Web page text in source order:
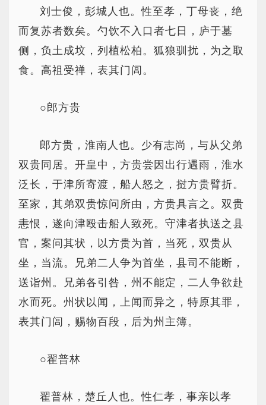
刘士俊，彭城人也。性至孝，丁母丧，绝
而复苏者数矣。勺饮不入口者七日，庐于墓
侧，负土成坟，列植松柏。狐狼驯扰，为之取
食。高祖受禅，表其门闾。
○郎方贵
郎方贵，淮南人也。少有志尚，与从父弟
双贵同居。开皇中，方贵尝因出行遇雨，淮水
泛长，于津所寄渡，船人怒之，挝方贵臂折。
至家，其弟双贵惊问所由，方贵具言之。双贵
恚恨，遂向津殴击船人致死。守津者执送之县
官，案问其状，以方贵为首，当死，双贵从
坐，当流。兄弟二人争为首坐，县司不能断，
送诣州。兄弟各引咎，州不能定，二人争欲赴
水而死。州状以闻，上闻而异之，特原其罪，
表其门闾，赐物百段，后为州主簿。
○翟普林
翟普林，楚丘人也。性仁孝，事亲以孝